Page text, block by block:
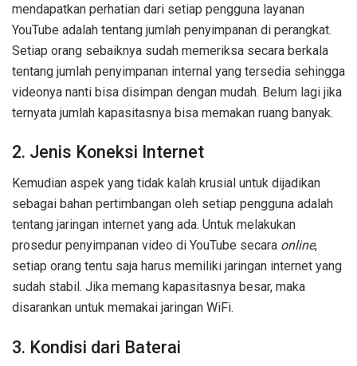
mendapatkan perhatian dari setiap pengguna layanan
YouTube adalah tentang jumlah penyimpanan di perangkat.
Setiap orang sebaiknya sudah memeriksa secara berkala
tentang jumlah penyimpanan internal yang tersedia sehingga
videonya nanti bisa disimpan dengan mudah. Belum lagi jika
ternyata jumlah kapasitasnya bisa memakan ruang banyak.
2. Jenis Koneksi Internet
Kemudian aspek yang tidak kalah krusial untuk dijadikan
sebagai bahan pertimbangan oleh setiap pengguna adalah
tentang jaringan internet yang ada. Untuk melakukan
prosedur penyimpanan video di YouTube secara online,
setiap orang tentu saja harus memiliki jaringan internet yang
sudah stabil. Jika memang kapasitasnya besar, maka
disarankan untuk memakai jaringan WiFi.
3. Kondisi dari Baterai